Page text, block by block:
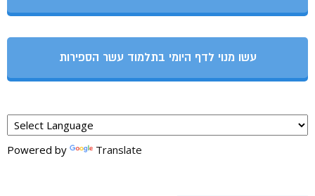
עשו מנוי לדף היומי בתלמוד עשר הספירות
Powered by Translate